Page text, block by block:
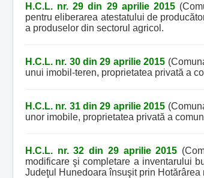
H.C.L. nr. 29 din 29 aprilie 2015
pentru eliberarea atestatului de
a produselor din sectorul agricol.
H.C.L. nr. 30 din 29 aprilie 2015
unui imobil-teren, proprietatea privată a
H.C.L. nr. 31 din 29 aprilie 2015
unor imobile, proprietatea privată a
H.C.L. nr. 32 din 29 aprilie 2015
modificare şi completare a inventarului
Judeţul Hunedoara însuşit prin